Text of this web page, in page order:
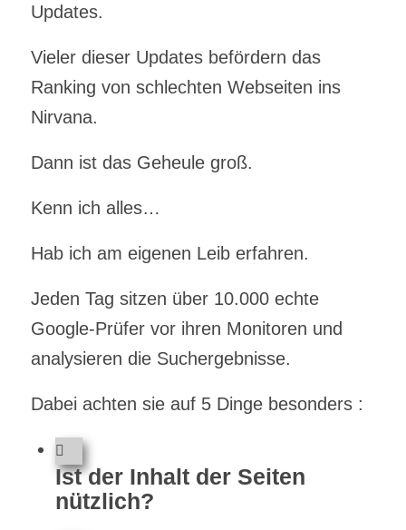
Updates.
Vieler dieser Updates befördern das
Ranking von schlechten Webseiten ins
Nirvana.
Dann ist das Geheule groß.
Kenn ich alles…
Hab ich am eigenen Leib erfahren.
Jeden Tag sitzen über 10.000 echte
Google-Prüfer vor ihren Monitoren und
analysieren die Suchergebnisse.
Dabei achten sie auf 5 Dinge besonders :
Ist der Inhalt der Seiten
nützlich?